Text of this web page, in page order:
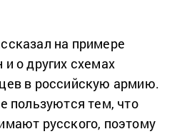
на примере
о других схемах
в российскую армию.
пользуются тем, что
русского, поэтому